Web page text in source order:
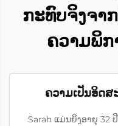
ກະທົບຈິງຈາ
ຄວາມພິກ
ຄວາມເປັນອິດ
Sarah ແມ່ນຍິງອາຍຸ 32